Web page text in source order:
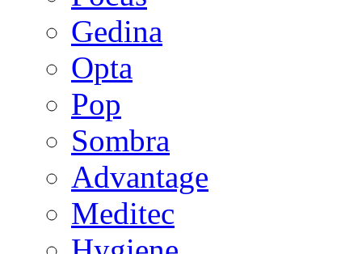
Gedina
Opta
Pop
Sombra
Advantage
Meditec